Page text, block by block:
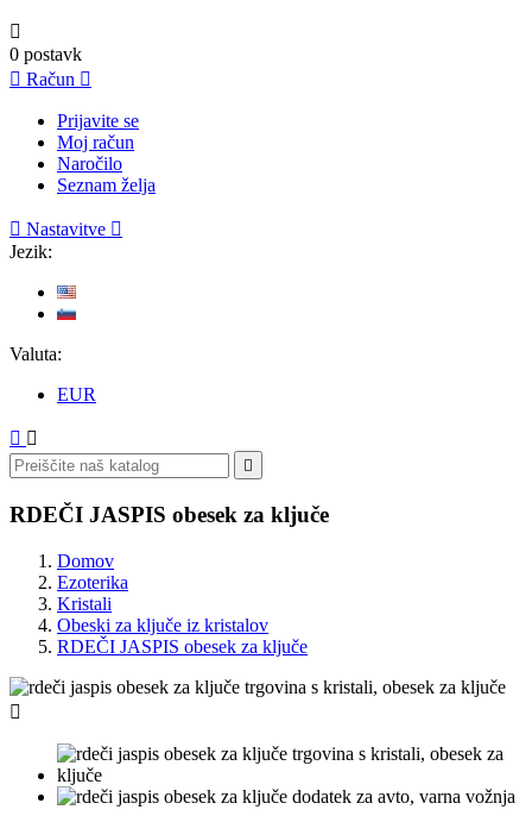

0 postavk
 Račun 
Prijavite se
Moj račun
Naročilo
Seznam želja
 Nastavitve 
Jezik:
Valuta:
EUR
 

RDEČI JASPIS obesek za ključe
Domov
Ezoterika
Kristali
Obeski za ključe iz kristalov
RDEČI JASPIS obesek za ključe
